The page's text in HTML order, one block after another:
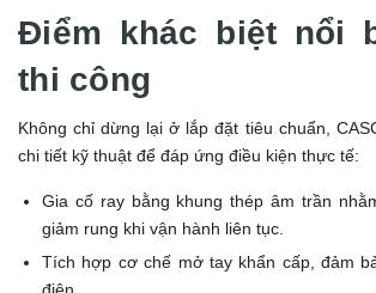
Điểm khác biệt nổi
thi công
Không chỉ dừng lại ở lắp đặt tiêu chuẩn,
chi tiết kỹ thuật để đáp ứng điều kiện thực tế:
Gia cố ray bằng khung thép âm trần
giảm rung khi vận hành liên tục.
Tích hợp cơ chế mở tay khẩn cấp, đảm